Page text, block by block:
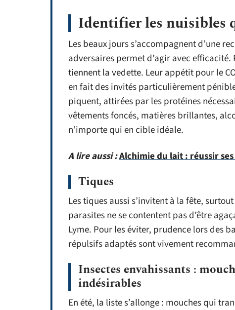
Identifier les nuisibles
Les beaux jours s’accompagnent d’une
adversaires permet d’agir avec
tiennent la vedette. Leur appétit pour le
en fait des invités particulièrement
piquent, attirées par les protéines
vêtements foncés, matières brillantes,
n’importe qui en cible idéale.
A lire aussi :Alchimie du lait : réussir
Tiques
Les tiques aussi s’invitent à la fête,
parasites ne se contentent pas d’être
Lyme. Pour les éviter, prudence lors des
répulsifs adaptés sont vivement
Insectes envahissants :
indésirables
En été, la liste s’allonge : mouches qui